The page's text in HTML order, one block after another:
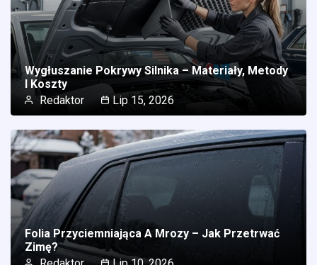
Wygłuszanie Pokrywy Silnika – Materiały, Metody
I Koszty
Redaktor
Lip 15, 2026
Folia Przyciemniająca A Mrozy – Jak Przetrwać
Zimę?